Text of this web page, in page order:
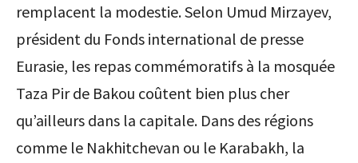
remplacent la modestie. Selon Umud Mirzayev,
président du Fonds international de presse
Eurasie, les repas commémoratifs à la mosquée
Taza Pir de Bakou coûtent bien plus cher
qu’ailleurs dans la capitale. Dans des régions
comme le Nakhitchevan ou le Karabakh, la